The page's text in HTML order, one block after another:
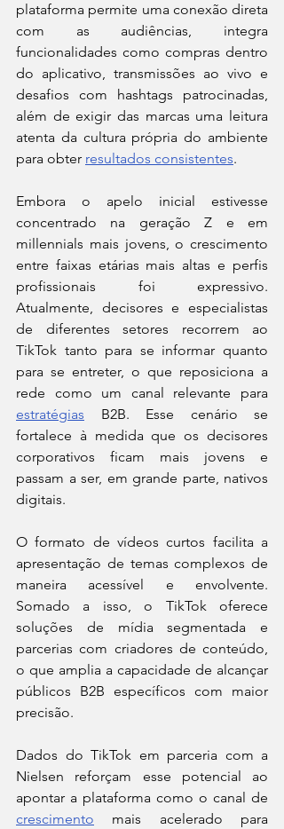
plataforma permite uma conexão direta
com as audiências, integra
funcionalidades como compras dentro
do aplicativo, transmissões ao vivo e
desafios com hashtags patrocinadas,
além de exigir das marcas uma leitura
atenta da cultura própria do ambiente
para obter resultados consistentes.
Embora o apelo inicial estivesse
concentrado na geração Z e em
millennials mais jovens, o crescimento
entre faixas etárias mais altas e perfis
profissionais foi expressivo.
Atualmente, decisores e especialistas
de diferentes setores recorrem ao
TikTok tanto para se informar quanto
para se entreter, o que reposiciona a
estratégias B2B. Esse cenário se
fortalece à medida que os decisores
corporativos ficam mais jovens e
passam a ser, em grande parte, nativos
digitais.
O formato de vídeos curtos facilita a
apresentação de temas complexos de
maneira acessível e envolvente.
Somado a isso, o TikTok oferece
soluções de mídia segmentada e
parcerias com criadores de conteúdo,
o que amplia a capacidade de alcançar
públicos B2B específicos com maior
precisão.
Dados do TikTok em parceria com a
Nielsen reforçam esse potencial ao
crescimento mais acelerado para